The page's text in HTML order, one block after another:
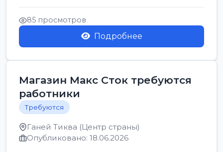
позицию возможна дом...
85 просмотров
Подробнее
Магазин Макс Сток требуются
работники
Требуются
Ганей Тиква (Центр страны)
Опубликовано: 18.06.2026